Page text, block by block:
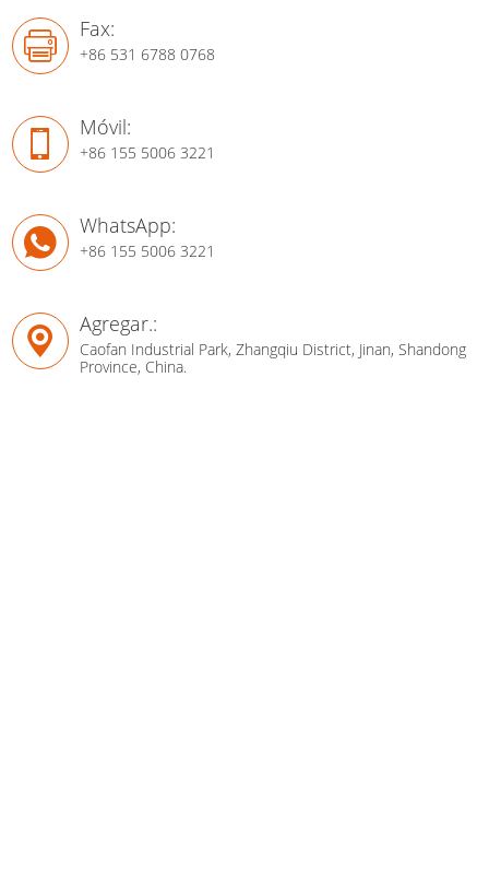
Fax:
+86 531 6788 0768
Móvil:
+86 155 5006 3221
WhatsApp:
+86 155 5006 3221
Agregar.:
Caofan Industrial Park, Zhangqiu District, Jinan, Shandong
Province, China.